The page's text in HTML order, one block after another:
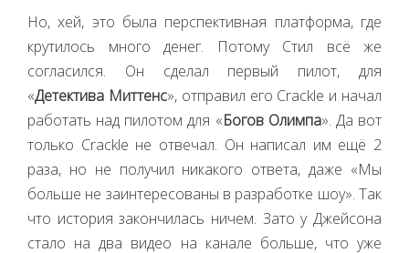
Но, хей, это была перспективная платформа, где
крутилось много денег. Потому Стил всё же
согласился. Он сделал первый пилот, для
«Детектива Миттенс», отправил его Crackle и начал
работать над пилотом для «Богов Олимпа». Да вот
только Crackle не отвечал. Он написал им ещё 2
раза, но не получил никакого ответа, даже «Мы
больше не заинтересованы в разработке шоу». Так
что история закончилась ничем. Зато у Джейсона
стало на два видео на канале больше, что уже